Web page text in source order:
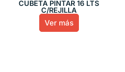
CUBETA PINTAR 16 LTS
C/REJILLA
Ver más